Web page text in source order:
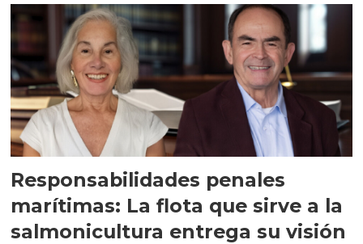
Responsabilidades penales
marítimas: La flota que sirve a la
salmonicultura entrega su visión